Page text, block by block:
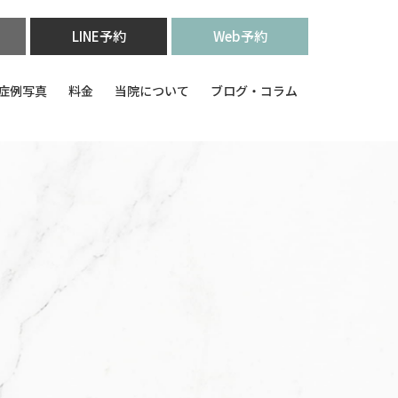
LINE予約 Web予約
例写真 料金 当院について ブログ・コラム